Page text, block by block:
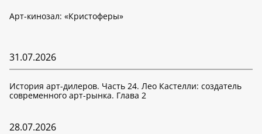
Арт-кинозал: «Кристоферы»
31.07.2026
История арт-дилеров. Часть 24. Лео Кастелли: создатель
современного арт-рынка. Глава 2
28.07.2026